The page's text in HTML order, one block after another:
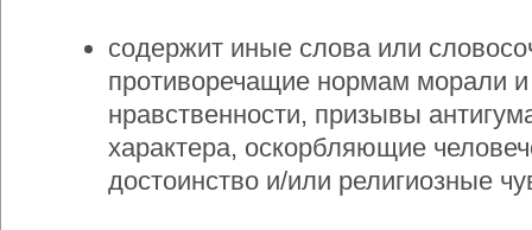
содержит иные слова или
противоречащие нормам морали и
нравственности, призывы
характера, оскорбляющие
достоинство и/или религиозные